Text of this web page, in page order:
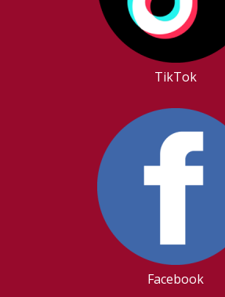
TikTok
Facebook